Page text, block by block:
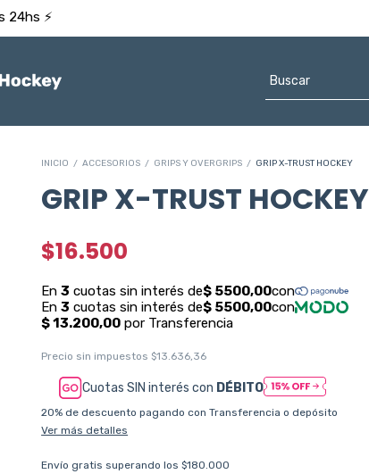
24hs ⚡️
INICIO / ACCESORIOS / GRIPS Y OVERGRIPS / GRIP X-TRUST HOCKEY
GRIP X-TRUST HOCKEY
$16.500
Precio sin impuestos$13.636,36
Cuotas SIN interés con DÉBITO
20% de descuento pagando con Transferencia o depósito
Ver más detalles
Envío gratis superando los$180.000